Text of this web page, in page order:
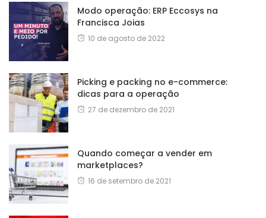
Modo operação: ERP Eccosys na
Francisca Joias
10 de agosto de 2022
Picking e packing no e-commerce:
dicas para a operação
27 de dezembro de 2021
Quando começar a vender em
marketplaces?
16 de setembro de 2021